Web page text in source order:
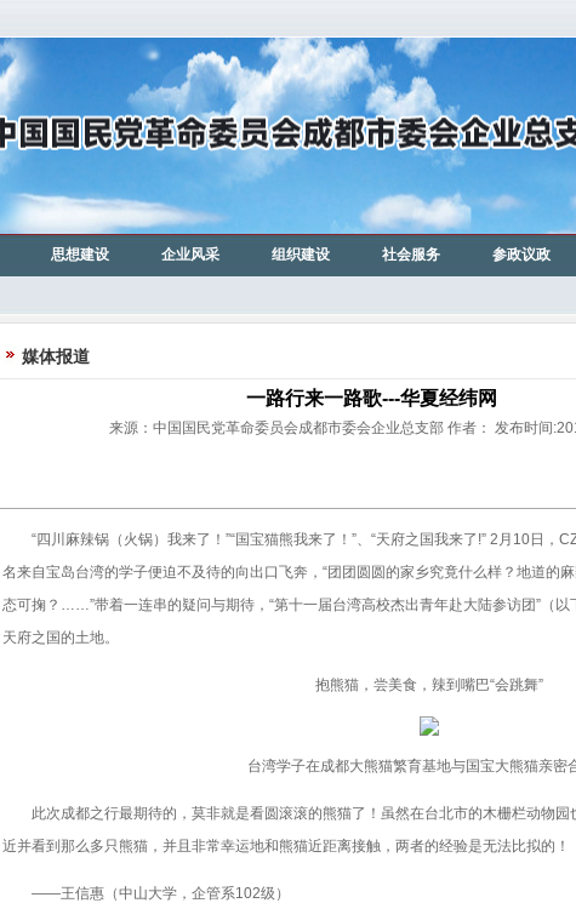
思想建设 企业风采 组织建设 社会服务 参政议政
媒体报道
一路行来一路歌---华夏经纬网
来源：中国国民党革命委员会成都市委会企业总支部 作者： 发布时间
“四川麻辣锅（火锅）我来了！”“国宝猫熊我来了！”、“天府之国我来了!” 2月10日，
名来自宝岛台湾的学子便迫不及待的向出口飞奔，“团团圆圆的家乡究竟什么样？地道的
态可掬？……”带着一连串的疑问与期待，“第十一届台湾高校杰出青年赴大陆参访团”（以
天府之国的土地。
抱熊猫，尝美食，辣到嘴巴“会跳舞”
台湾学子在成都大熊猫繁育基地与国宝大熊猫亲密
此次成都之行最期待的，莫非就是看圆滚滚的熊猫了！虽然在台北市的木栅栏动物园
近并看到那么多只熊猫，并且非常幸运地和熊猫近距离接触，两者的经验是无法比拟的！
——王信惠（中山大学，企管系102级）